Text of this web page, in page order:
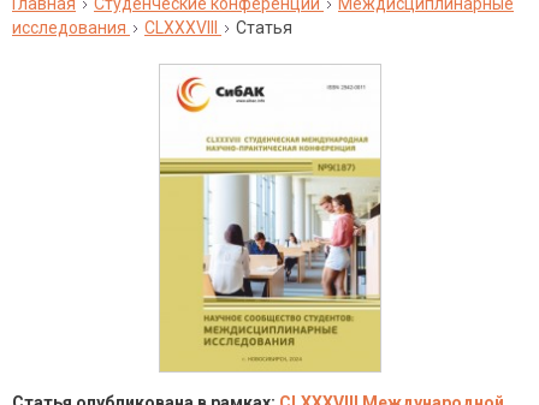
исследования
CLXXXVIII Статья